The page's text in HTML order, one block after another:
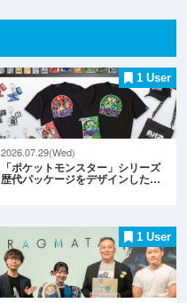
1 User
2026.07.29(Wed)
「ポケットモンスター」シリーズ
歴代パッケージをデザインした…
1 User